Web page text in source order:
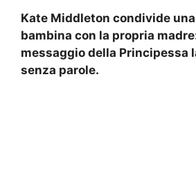
Kate Middleton condivide
bambina con la propria
messaggio della Principessa
senza parole.